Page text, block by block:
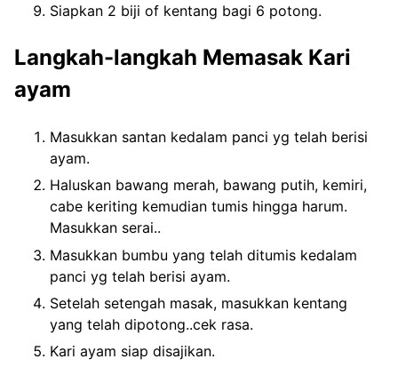
Siapkan 2 biji of kentang bagi 6 potong.
Langkah-langkah Memasak Kari
ayam
Masukkan santan kedalam panci yg telah berisi
ayam.
Haluskan bawang merah, bawang putih, kemiri,
cabe keriting kemudian tumis hingga harum.
Masukkan serai..
Masukkan bumbu yang telah ditumis kedalam
panci yg telah berisi ayam.
Setelah setengah masak, masukkan kentang
yang telah dipotong..cek rasa.
Kari ayam siap disajikan.